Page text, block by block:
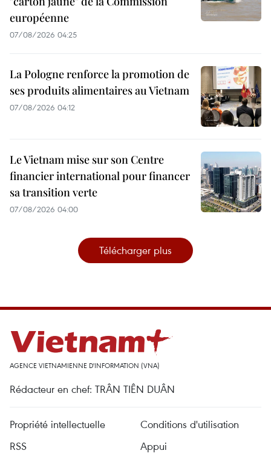
européenne
07/08/2026 04:25
La Pologne renforce la promotion de
ses produits alimentaires au Vietnam
07/08/2026 04:12
Le Vietnam mise sur son Centre
financier international pour financer
sa transition verte
07/08/2026 04:00
Télécharger plus
AGENCE VIETNAMIENNE D'INFORMATION (VNA)
Rédacteur en chef: TRÂN TIÊN DUÂN
Propriété intellectuelle
Conditions d'utilisation
RSS
Appui